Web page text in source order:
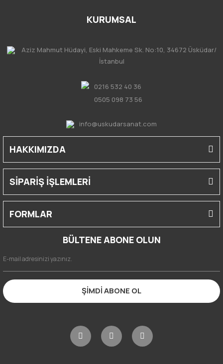
KURUMSAL
Aziz Mahmut Hüdayi, Eski Mahkeme Sk. No:10, 34672 Üsküdar/
İstanbul
0216 532 40 36
0505 098 73 56
info@uskudarsanat.com
HAKKIMIZDA
SİPARİŞ İŞLEMLERİ
FORMLAR
BÜLTENE ABONE OLUN
ŞİMDİ ABONE OL